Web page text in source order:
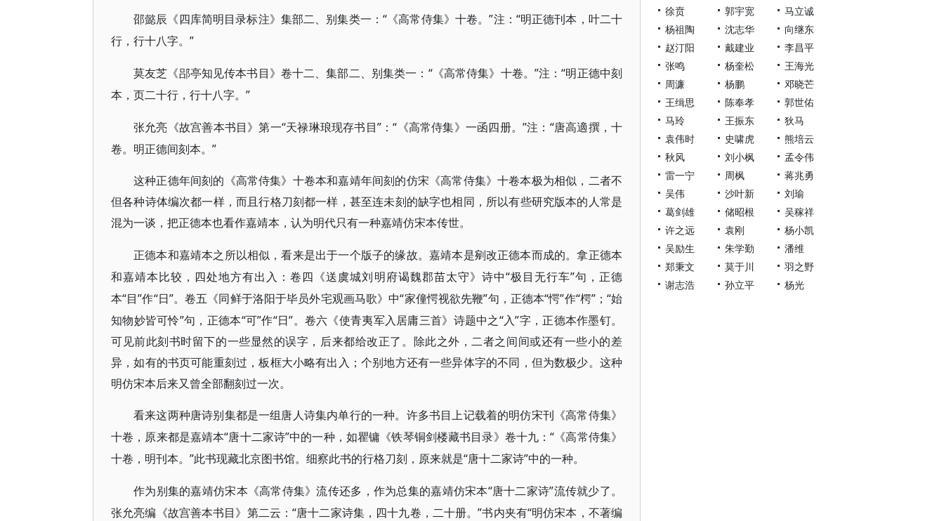
邵懿辰《四库简明目录标注》集部二、别集类一： “《高常侍集》十卷。”注：“明正德刊本，叶二十
行，行十八字。”
莫友芝《郘亭知见传本书目》卷十二、集部二、别集类一： “《高常侍集》十卷。”注：“明正德中刻
本，页二十行，行十八字。”
张允亮《故宫善本书目》第一“天禄琳琅现存书目”：“《高常侍集》一函四册。”注：“唐高適撰，十
卷。明正德间刻本。”
这种正德年间刻的《高常侍集》十卷本和嘉靖年间刻的仿宋《高常侍集》十卷本极为相似，二者不
但各种诗体编次都一样，而且行格刀刻都一样，甚至连未刻的缺字也相同，所以有些研究版本的人常是
混为一谈，把正德本也看作嘉靖本，认为明代只有一种嘉靖仿宋本传世。
正德本和嘉靖本之所以相似，看来是出于一个版子的缘故。嘉靖本是剜改正德本而成的。拿正德本
和嘉靖本比较，四处地方有出入：卷四《送虞城刘明府谒魏郡苗太守》诗中“极目无行车”句，正德
本“目”作“日”。卷五《同鲜于洛阳于毕员外宅观画马歌》中“家僮愕视欲先鞭”句，正德本“愕”作“㮙”；“始
知物妙皆可怜”句，正德本“可”作“日”。卷六《使青夷军入居庸三首》诗题中之“入”字，正德本作墨钉。
可见前此刻书时留下的一些显然的误字，后来都给改正了。除此之外，二者之间间或还有一些小的差
异，如有的书页可能重刻过，板框大小略有出入；个别地方还有一些异体字的不同，但为数极少。这种
明仿宋本后来又曾全部翻刻过一次。
看来这两种唐诗别集都是一组唐人诗集内单行的一种。许多书目上记载着的明仿宋刊《高常侍集》
十卷，原来都是嘉靖本“唐十二家诗”中的一种，如瞿镛《铁琴铜剑楼藏书目录》卷十九：“《高常侍集》
十卷，明刊本。”此书现藏北京图书馆。细察此书的行格刀刻，原来就是“唐十二家诗”中的一种。
作为别集的嘉靖仿宋本《高常侍集》流传还多，作为总集的嘉靖仿宋本“唐十二家诗”流传就少了。
张允亮编《故宫善本书目》第二云：“唐十二家诗集，四十九卷，二十册。”书内夹有“明仿宋本，不著编
徐贲
郭宇宽
马立诚
杨祖陶
沈志华
向继东
赵汀阳
戴建业
李昌平
张鸣
杨奎松
王海光
周濂
杨鹏
邓晓芒
王缉思
陈奉孝
郭世佑
马玲
王振东
狄马
袁伟时
史啸虎
熊培云
秋风
刘小枫
孟令伟
雷一宁
周枫
蒋兆勇
吴伟
沙叶新
刘瑜
葛剑雄
储昭根
吴稼祥
许之远
袁刚
杨小凯
吴励生
朱学勤
潘维
郑秉文
莫于川
羽之野
谢志浩
孙立平 杨光